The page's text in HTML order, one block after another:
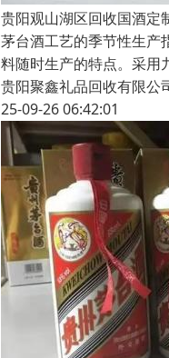
贵阳观山湖区回收国酒定
茅台酒工艺的季节性生产
料随时生产的特点。采用
贵阳聚鑫礼品回收有限公
25-09-26 06:42:01